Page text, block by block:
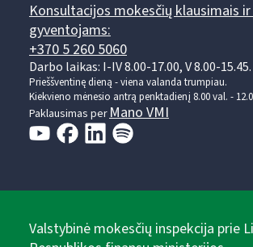
Konsultacijos mokesčių klausimais
gyventojams:
+370 5 260 5060
Darbo laikas: I-IV 8.00-17.00, V 8.00-15.45.
Prieššventinę dieną - viena valanda trumpiau.
Kiekvieno mėnesio antrą penktadienį 8.00 val. -
Paklausimas perMano VMI
Valstybinė mokesčių inspekcija prie